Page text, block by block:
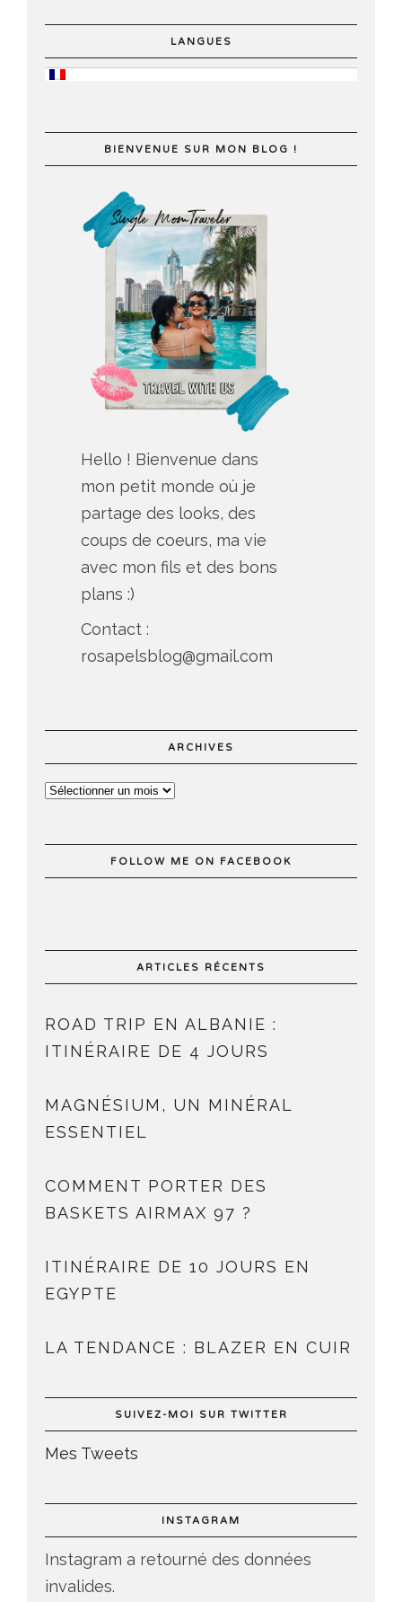
LANGUES
BIENVENUE SUR MON BLOG !
Hello ! Bienvenue dans
mon petit monde où je
partage des looks, des
coups de coeurs, ma vie
avec mon fils et des bons
plans :)
Contact :
rosapelsblog@gmail.com
ARCHIVES
FOLLOW ME ON FACEBOOK
ARTICLES RÉCENTS
ROAD TRIP EN ALBANIE :
ITINÉRAIRE DE 4 JOURS
MAGNÉSIUM, UN MINÉRAL
ESSENTIEL
COMMENT PORTER DES
BASKETS AIRMAX 97 ?
ITINÉRAIRE DE 10 JOURS EN
EGYPTE
LA TENDANCE : BLAZER EN CUIR
SUIVEZ-MOI SUR TWITTER
Mes Tweets
INSTAGRAM
Instagram a retourné des données
invalides.